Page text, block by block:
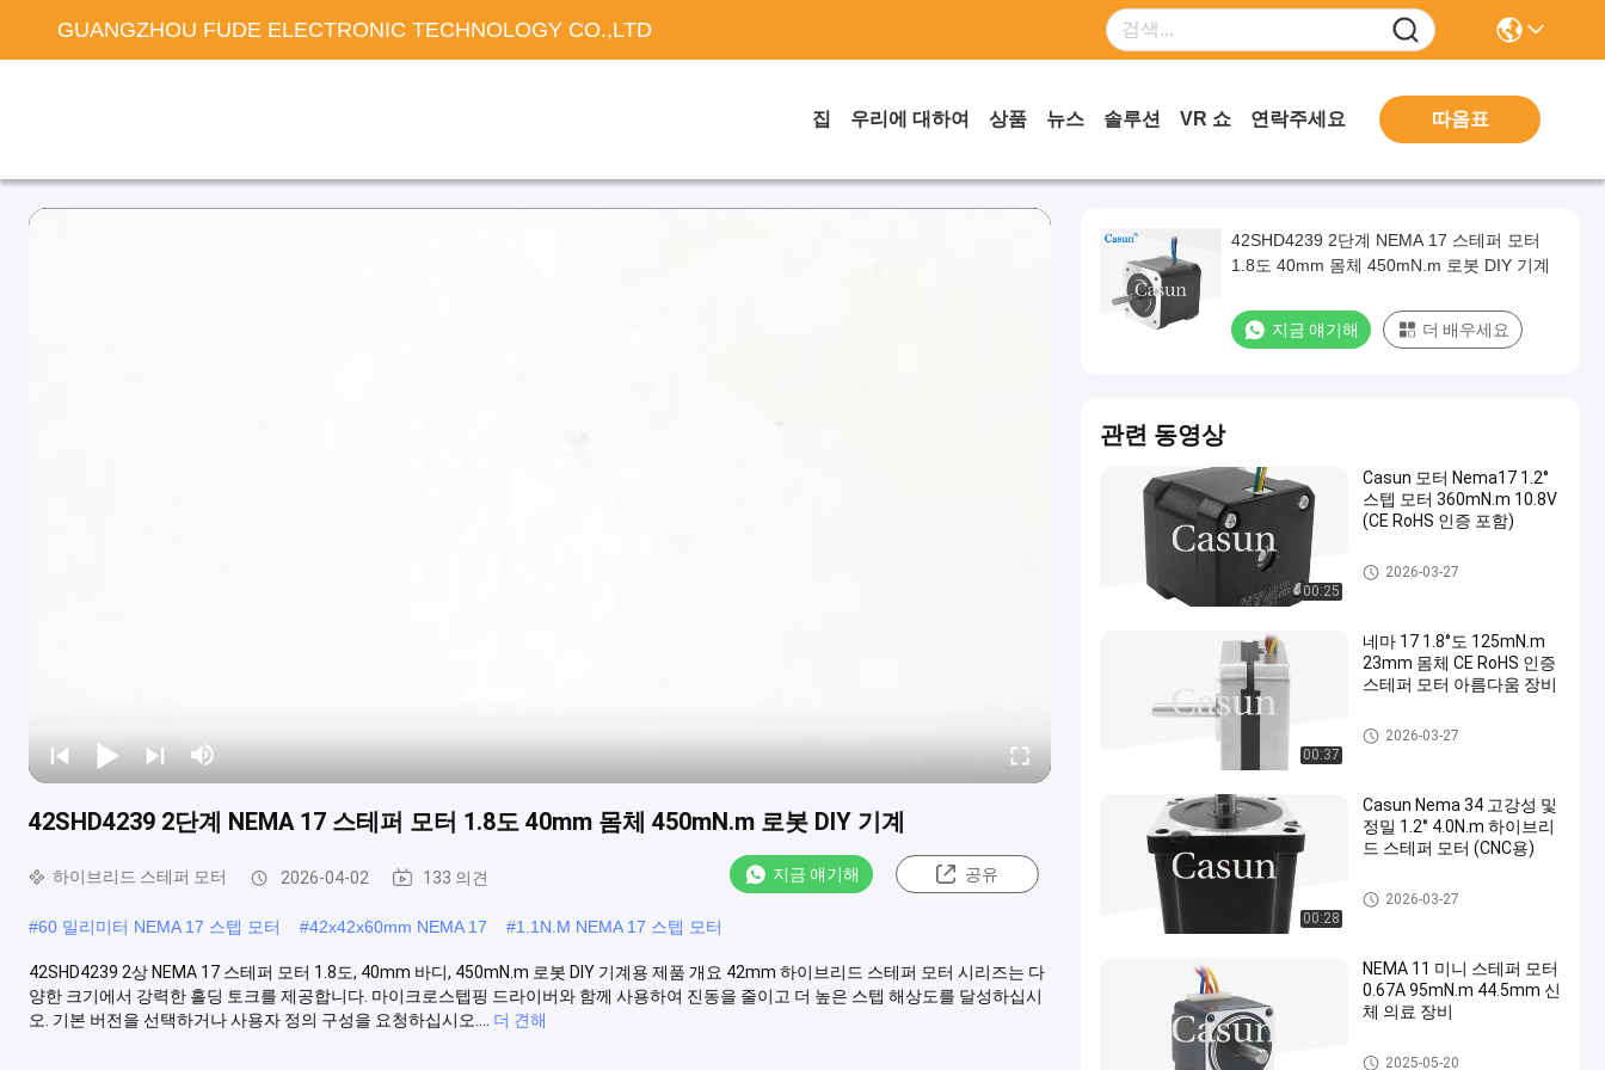
GUANGZHOU FUDE ELECTRONIC TECHNOLOGY CO.,LTD
집 우리에 대하여 상품 뉴스 솔루션 VR 쇼 연락주세요 따옴표
42SHD4239 2단계 NEMA 17 스테퍼 모터 1.8도 40mm 몸체 450mN.m 로봇 DIY 기계
하이브리드 스테퍼 모터 2026-04-02 133 의견 지금 얘기해 공유
#60 밀리미터 NEMA 17 스텝 모터 #42x42x60mm NEMA 17 #1.1N.M NEMA 17 스텝 모터
42SHD4239 2상 NEMA 17 스테퍼 모터 1.8도, 40mm 바디, 450mN.m 로봇 DIY 기계용 제품 개요 42mm 하이브리드 스테퍼 모터 시리즈는 다
양한 크기에서 강력한 홀딩 토크를 제공합니다. 마이크로스텝핑 드라이버와 함께 사용하여 진동을 줄이고 더 높은 스텝 해상도를 달성하십시
오. 기본 버전을 선택하거나 사용자 정의 구성을 요청하십시오....
더 견해
42SHD4239 2단계 NEMA 17 스테퍼 모터
1.8도 40mm 몸체 450mN.m 로봇 DIY 기계
지금 얘기해 더 배우세요
관련 동영상
00:25
Casun 모터 Nema17 1.2°
스텝 모터 360mN.m 10.8V
(CE RoHS 인증 포함)
nema 17 스테퍼 모터
2026-03-27
00:37
네마 17 1.8°도 125mN.m
23mm 몸체 CE RoHS 인증
스테퍼 모터 아름다움 장비
nema 17 스테퍼 모터
2026-03-27
00:28
Casun Nema 34 고강성 및
정밀 1.2° 4.0N.m 하이브리
드 스테퍼 모터 (CNC용)
nema 17 스테퍼 모터
2026-03-27
NEMA 11 미니 스테퍼 모터
0.67A 95mN.m 44.5mm 신
체 의료 장비
nema 11 스텝 모터
2025-05-20